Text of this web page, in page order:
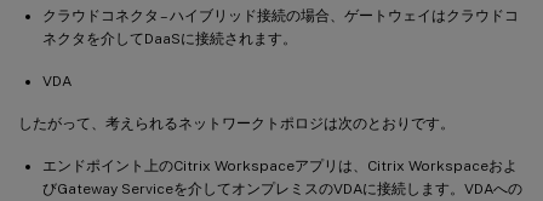
クラウドコネクタ – ハイブリッド接続の場合、ゲートウェイはクラウドコ
ネクタを介してDaaSに接続されます。
VDA
したがって、考えられるネットワークトポロジは次のとおりです。
エンドポイント上のCitrix Workspaceアプリは、Citrix Workspaceおよ
びGateway Serviceを介してオンプレミスのVDAに接続します。VDAへの